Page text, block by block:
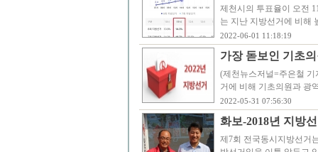
제천시의 투표율이 오전
는 지난 지방선거에 비해
2022-06-01 11:18:19
가장 돋보인 기초
(제천뉴스저널=주은철
거에 비해 기초의원과 광
2022-05-31 07:56:30
화보-2018년 지방
제7회 전국동시지방선거